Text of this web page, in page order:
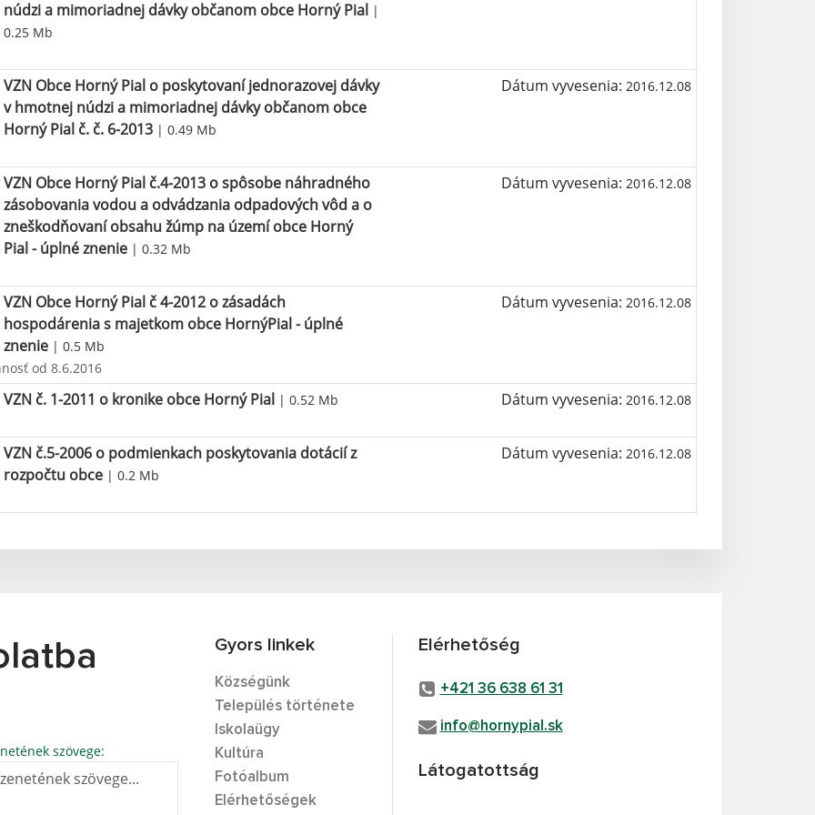
núdzi a mimoriadnej dávky občanom obce Horný Pial |
0.25 Mb
VZN Obce Horný Pial o poskytovaní jednorazovej dávky
v hmotnej núdzi a mimoriadnej dávky občanom obce
Horný Pial č. č. 6-2013 | 0.49 Mb
Dátum vyvesenia: 2016.12.08
VZN Obce Horný Pial č.4-2013 o spôsobe náhradného
zásobovania vodou a odvádzania odpadových vôd a o
zneškodňovaní obsahu žúmp na území obce Horný
Pial - úplné znenie | 0.32 Mb
Dátum vyvesenia: 2016.12.08
VZN Obce Horný Pial č 4-2012 o zásadách
hospodárenia s majetkom obce HornýPial - úplné
znenie | 0.5 Mb
Dátum vyvesenia: 2016.12.08
od 8.6.2016
VZN č. 1-2011 o kronike obce Horný Pial | 0.52 Mb Dátum vyvesenia: 2016.12.08
VZN č.5-2006 o podmienkach poskytovania dotácií z
rozpočtu obce | 0.2 Mb
Dátum vyvesenia: 2016.12.08
szövege:
Gyors linkek
Községünk
Település története
Iskolaügy
Kultúra
Fotóalbum
Elérhetőségek
Elérhetőség
+421 36 638 61 31
info@hornypial.sk
Látogatottság